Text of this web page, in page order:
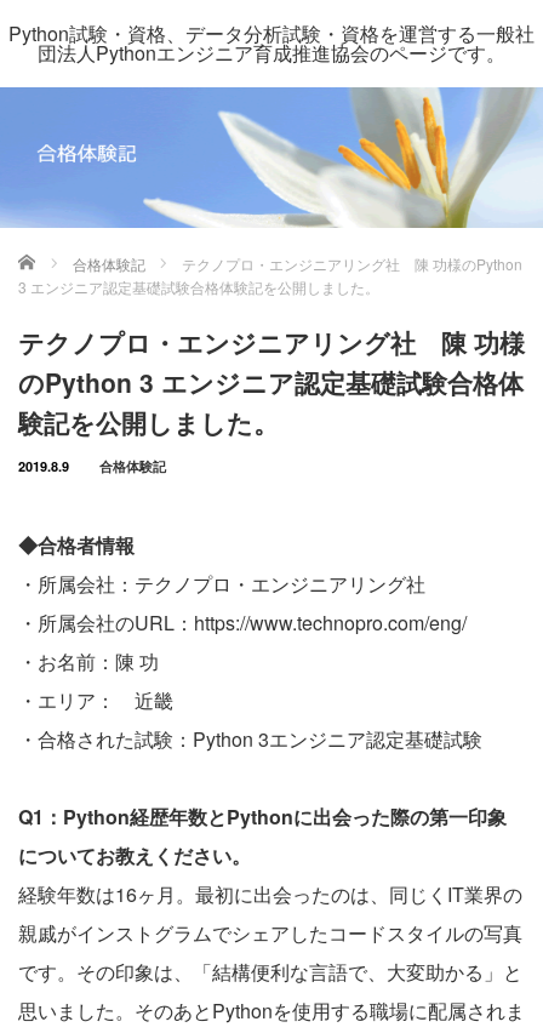
Python試験・資格、データ分析試験・資格を運営する一般社
団法人Pythonエンジニア育成推進協会のページです。
ホーム 合格体験記
テクノプロ・エンジニアリング社 陳 功様のPython
3 エンジニア認定基礎試験合格体験記を公開しました。
テクノプロ・エンジニアリング社 陳 功様
のPython 3 エンジニア認定基礎試験合格体
験記を公開しました。
2019.8.9 合格体験記
◆合格者情報
・所属会社：テクノプロ・エンジニアリング社
・所属会社のURL： https://www.technopro.com/eng/
・お名前：陳 功
・エリア： 近畿
・合格された試験：Python 3エンジニア認定基礎試験
Q1：Python経歴年数とPythonに出会った際の第一印象
についてお教えください。
経験年数は16ヶ月。最初に出会ったのは、同じくIT業界の
親戚がインストグラムでシェアしたコードスタイルの写真
です。その印象は、「結構便利な言語で、大変助かる」と
思いました。そのあとPythonを使用する職場に配属されま